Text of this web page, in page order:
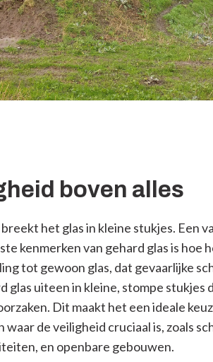
boven alles
het glas in kleine stukjes. Een
kenmerken van gehard glas is hoe
tot gewoon glas, dat gevaarlijke
glas uiteen in kleine, stompe stukjes
Dit maakt het een ideale
waar de veiligheid cruciaal is, zoals
en openbare gebouwen.